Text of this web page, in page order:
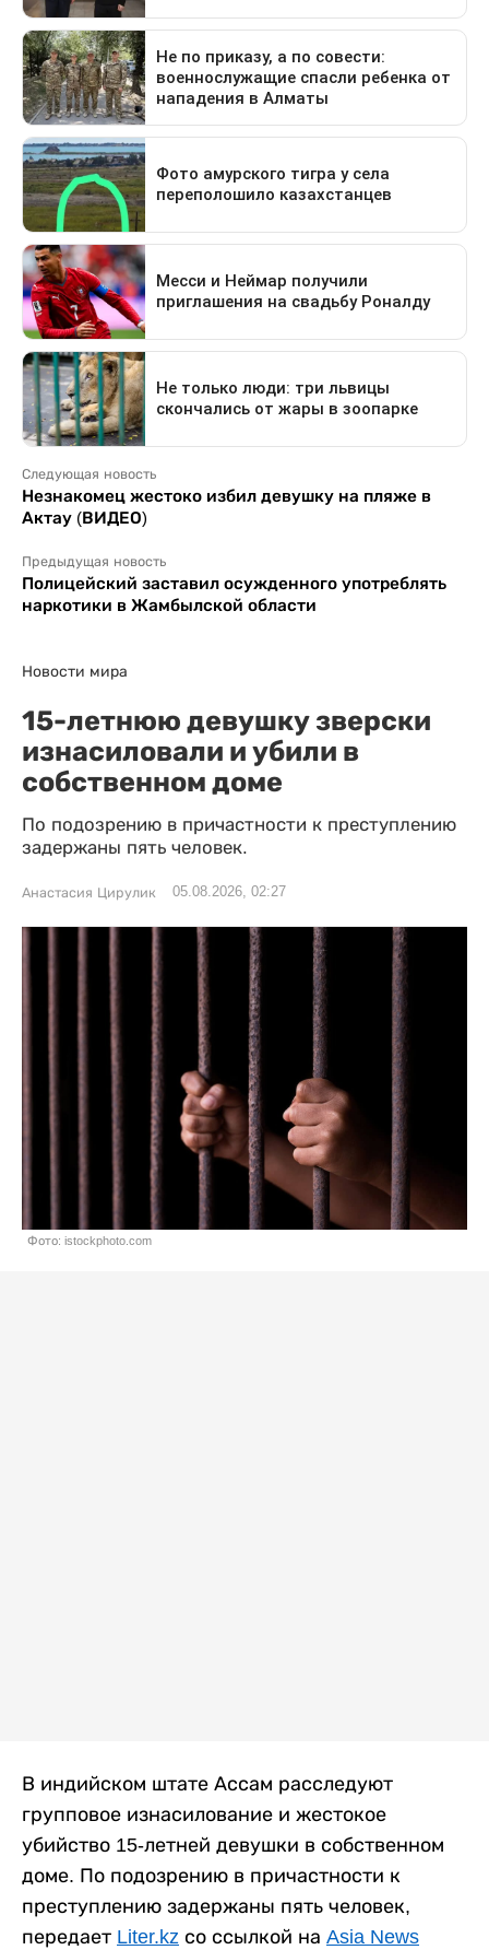
Следующая новость
Незнакомец жестоко избил девушку на пляже в
Актау (ВИДЕО)
Предыдущая новость
Полицейский заставил осужденного употреблять
наркотики в Жамбылской области
Новости мира
15-летнюю девушку зверски
изнасиловали и убили в
собственном доме
По подозрению в причастности к преступлению
задержаны пять человек.
Анастасия Цирулик 05.08.2026, 02:27
Фото: istockphoto.com
В индийском штате Ассам расследуют
групповое изнасилование и жестокое
убийство 15-летней девушки в собственном
доме. По подозрению в причастности к
преступлению задержаны пять человек,
передает Liter.kz со ссылкой на Asia News